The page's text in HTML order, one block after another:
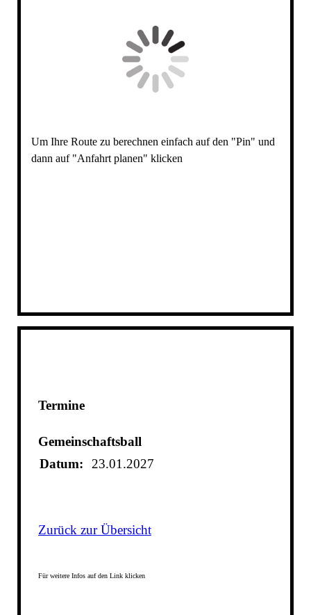
Um Ihre Route zu berechnen einfach auf den "Pin" und
dann auf "Anfahrt planen" klicken
Termine
Gemeinschaftsball
Datum:
23.01.2027
Zurück zur Übersicht
Für weitere Infos auf den Link klicken